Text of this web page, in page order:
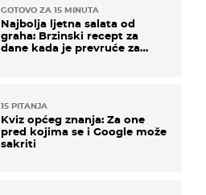
GOTOVO ZA 15 MINUTA
Najbolja ljetna salata od
graha: Brzinski recept za
dane kada je prevruće za
15 PITANJA
Kviz općeg znanja: Za one
pred kojima se i Google može
sakriti